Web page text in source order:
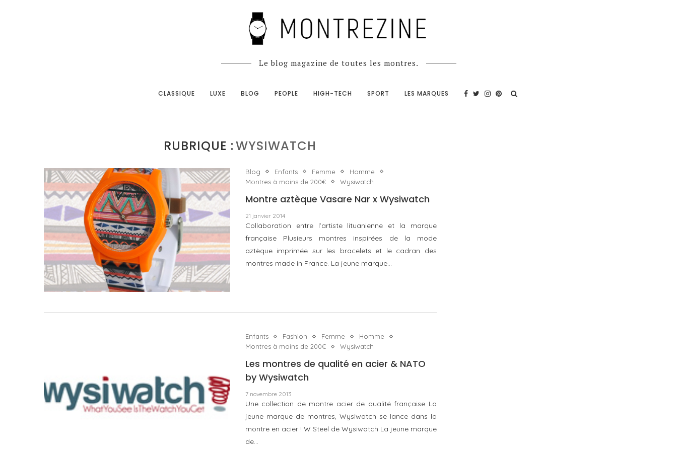
Le blog magazine de toutes les montres.
CLASSIQUE LUXE BLOG PEOPLE HIGH-TECH SPORT LES MARQUES
RUBRIQUE :WYSIWATCH
Blog Enfants Femme
Homme
Montres à moins de 200€
Wysiwatch
Montre aztèque Vasare Nar x Wysiwatch
21 janvier 2014
Collaboration entre l’artiste lituanienne et la marque
française Plusieurs montres inspirées de la mode
aztèque imprimée sur les bracelets et le cadran des
montres made in France. La jeune marque…
Enfants Fashion Femme
Homme
Montres à moins de 200€
Wysiwatch
Les montres de qualité en acier & NATO
by Wysiwatch
7 novembre 2013
Une collection de montre acier de qualité française La
jeune marque de montres, Wysiwatch se lance dans la
montre en acier ! W Steel de Wysiwatch La jeune marque
de…